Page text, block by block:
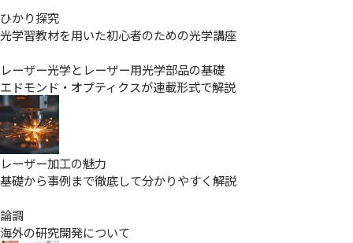
ひかり探究
光学習教材を用いた初心者のための光学講座
レーザー光学とレーザー用光学部品の基礎
エドモンド・オプティクスが連載形式で解説
レーザー加工の魅力
基礎から事例まで徹底して分かりやすく解説
論調
海外の研究開発について